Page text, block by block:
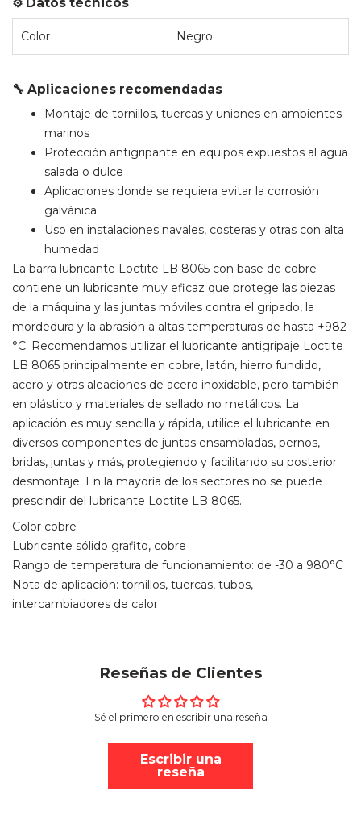
⚙️ Datos técnicos
Color Negro
🔧 Aplicaciones recomendadas
Montaje de tornillos, tuercas y uniones en ambientes
marinos
Protección antigripante en equipos expuestos al agua
salada o dulce
Aplicaciones donde se requiera evitar la corrosión
galvánica
Uso en instalaciones navales, costeras y otras con alta
humedad
La barra lubricante Loctite LB 8065 con base de cobre
contiene un lubricante muy eficaz que protege las piezas
de la máquina y las juntas móviles contra el gripado, la
mordedura y la abrasión a altas temperaturas de hasta +982
°C. Recomendamos utilizar el lubricante antigripaje Loctite
LB 8065 principalmente en cobre, latón, hierro fundido,
acero y otras aleaciones de acero inoxidable, pero también
en plástico y materiales de sellado no metálicos. La
aplicación es muy sencilla y rápida, utilice el lubricante en
diversos componentes de juntas ensambladas, pernos,
bridas, juntas y más, protegiendo y facilitando su posterior
desmontaje. En la mayoría de los sectores no se puede
prescindir del lubricante Loctite LB 8065.
Color cobre
Lubricante sólido grafito, cobre
Rango de temperatura de funcionamiento: de -30 a 980°C
Nota de aplicación: tornillos, tuercas, tubos,
intercambiadores de calor
Reseñas de Clientes
Sé el primero en escribir una reseña
Escribir una
reseña